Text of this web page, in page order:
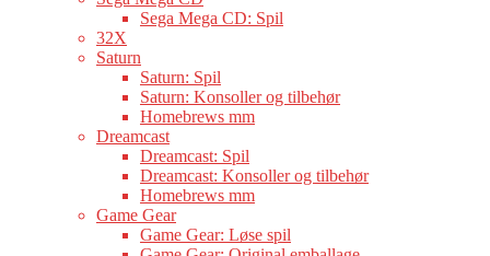
Sega Mega CD: Spil
32X
Saturn
Saturn: Spil
Saturn: Konsoller og tilbehør
Homebrews mm
Dreamcast
Dreamcast: Spil
Dreamcast: Konsoller og tilbehør
Homebrews mm
Game Gear
Game Gear: Løse spil